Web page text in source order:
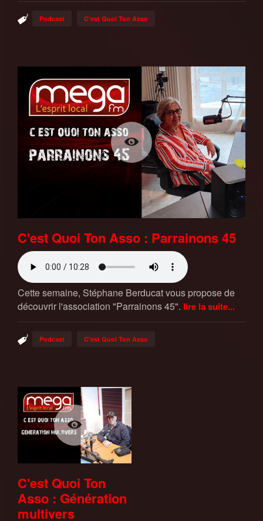
Podcast C'est Quoi Ton Asso
C'est Quoi Ton Asso : Parrainons 45
Cette semaine, Stéphane Berducat vous propose de
découvrir l'association "Parrainons 45". lire la suite...
Podcast C'est Quoi Ton Asso
C'est Quoi Ton
Asso : Génération
multivers